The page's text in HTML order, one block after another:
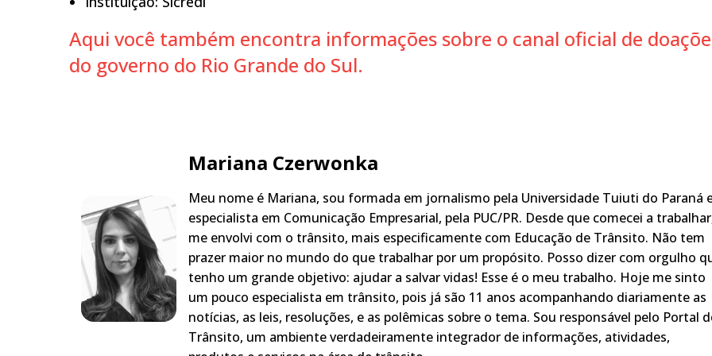
Aqui você também encontra informações sobre o canal oficial de
do governo do Rio Grande do Sul.
Mariana Czerwonka
Meu nome é Mariana, sou formada em jornalismo pela Universidade Tuiuti do Paraná
especialista em Comunicação Empresarial, pela PUC/PR. Desde que comecei a
me envolvi com o trânsito, mais especificamente com Educação de Trânsito. Não tem
prazer maior no mundo do que trabalhar por um propósito. Posso dizer com orgulho
tenho um grande objetivo: ajudar a salvar vidas! Esse é o meu trabalho. Hoje me sinto
um pouco especialista em trânsito, pois já são 11 anos acompanhando diariamente as
notícias, as leis, resoluções, e as polêmicas sobre o tema. Sou responsável pelo Portal
Trânsito, um ambiente verdadeiramente integrador de informações, atividades,